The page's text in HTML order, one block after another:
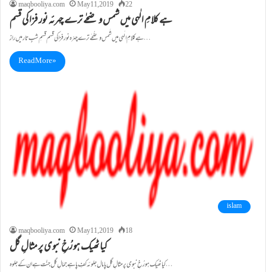
maqbooliya.com
May 11, 2019 22
ہے کلامِ الٰہی میں شمس و ضحٰے ترے چہرئہ نور فزا کی قسم
ہے کلامِ الٰہی میں شَمس و ضُحٰے ترے چہرٔہ نور فزا کی قسم قسمِ شبِ تار میں راز…
Read More »
islam
maqbooliya.com
May 11, 2019 18
کیا ٹھیک ہو رُخِ نبوی پر مثالِ گل
کیا ٹھیک ہو رُخِ نبوی پر مثالِ گل پامال جلوئہ کفِ پا ہے جمَالِ گل جنّت ہے ان کے جلوہ…